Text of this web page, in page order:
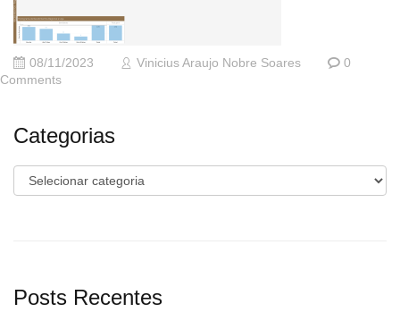
08/11/2023 Vinicius Araujo Nobre Soares
0
Comments
Categorias
Categorias
Posts Recentes